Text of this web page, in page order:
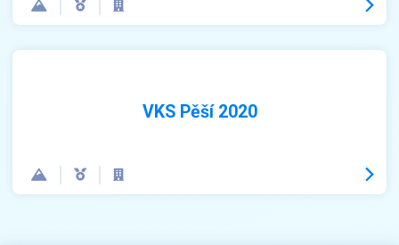
VKS Pěší 2020